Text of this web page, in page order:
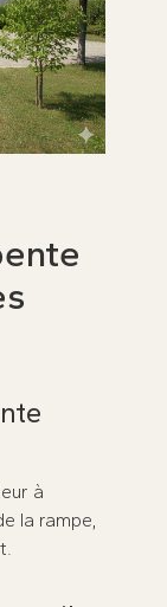
à
la rampe,